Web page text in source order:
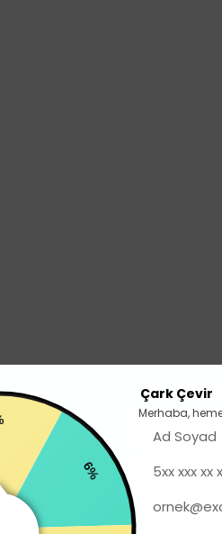
İlgili Ürünler
6%
Çark Çevir
Merhaba,